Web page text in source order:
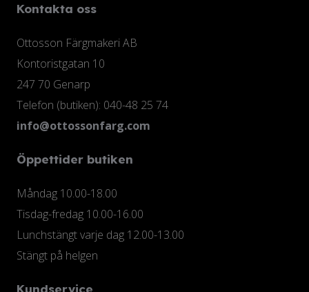
Kontakta oss
Ottosson Färgmakeri AB
Kontoristgatan 10
247 70 Genarp
Telefon (butiken): 040-48 25 74
info@ottossonfarg.com
Öppettider butiken
Måndag 10.00-18.00
Tisdag-fredag 10.00-16.00
Lunchstängt varje dag 12.00-13.00
Stängt på helgen
Kundservice